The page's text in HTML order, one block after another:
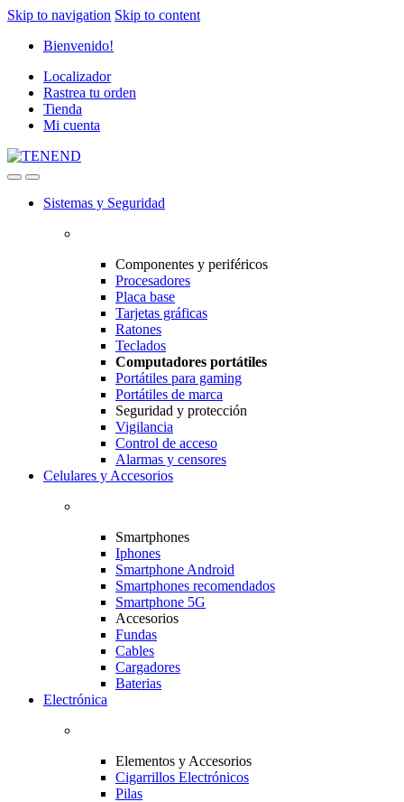
Skip to navigation Skip to content
Bienvenido!
Localizador
Rastrea tu orden
Tienda
Mi cuenta
Sistemas y Seguridad
Componentes y periféricos
Procesadores
Placa base
Tarjetas gráficas
Ratones
Teclados
Computadores portátiles
Portátiles para gaming
Portátiles de marca
Seguridad y protección
Vigilancia
Control de acceso
Alarmas y censores
Celulares y Accesorios
Smartphones
Iphones
Smartphone Android
Smartphones recomendados
Smartphone 5G
Accesorios
Fundas
Cables
Cargadores
Baterias
Electrónica
Elementos y Accesorios
Cigarrillos Electrónicos
Pilas